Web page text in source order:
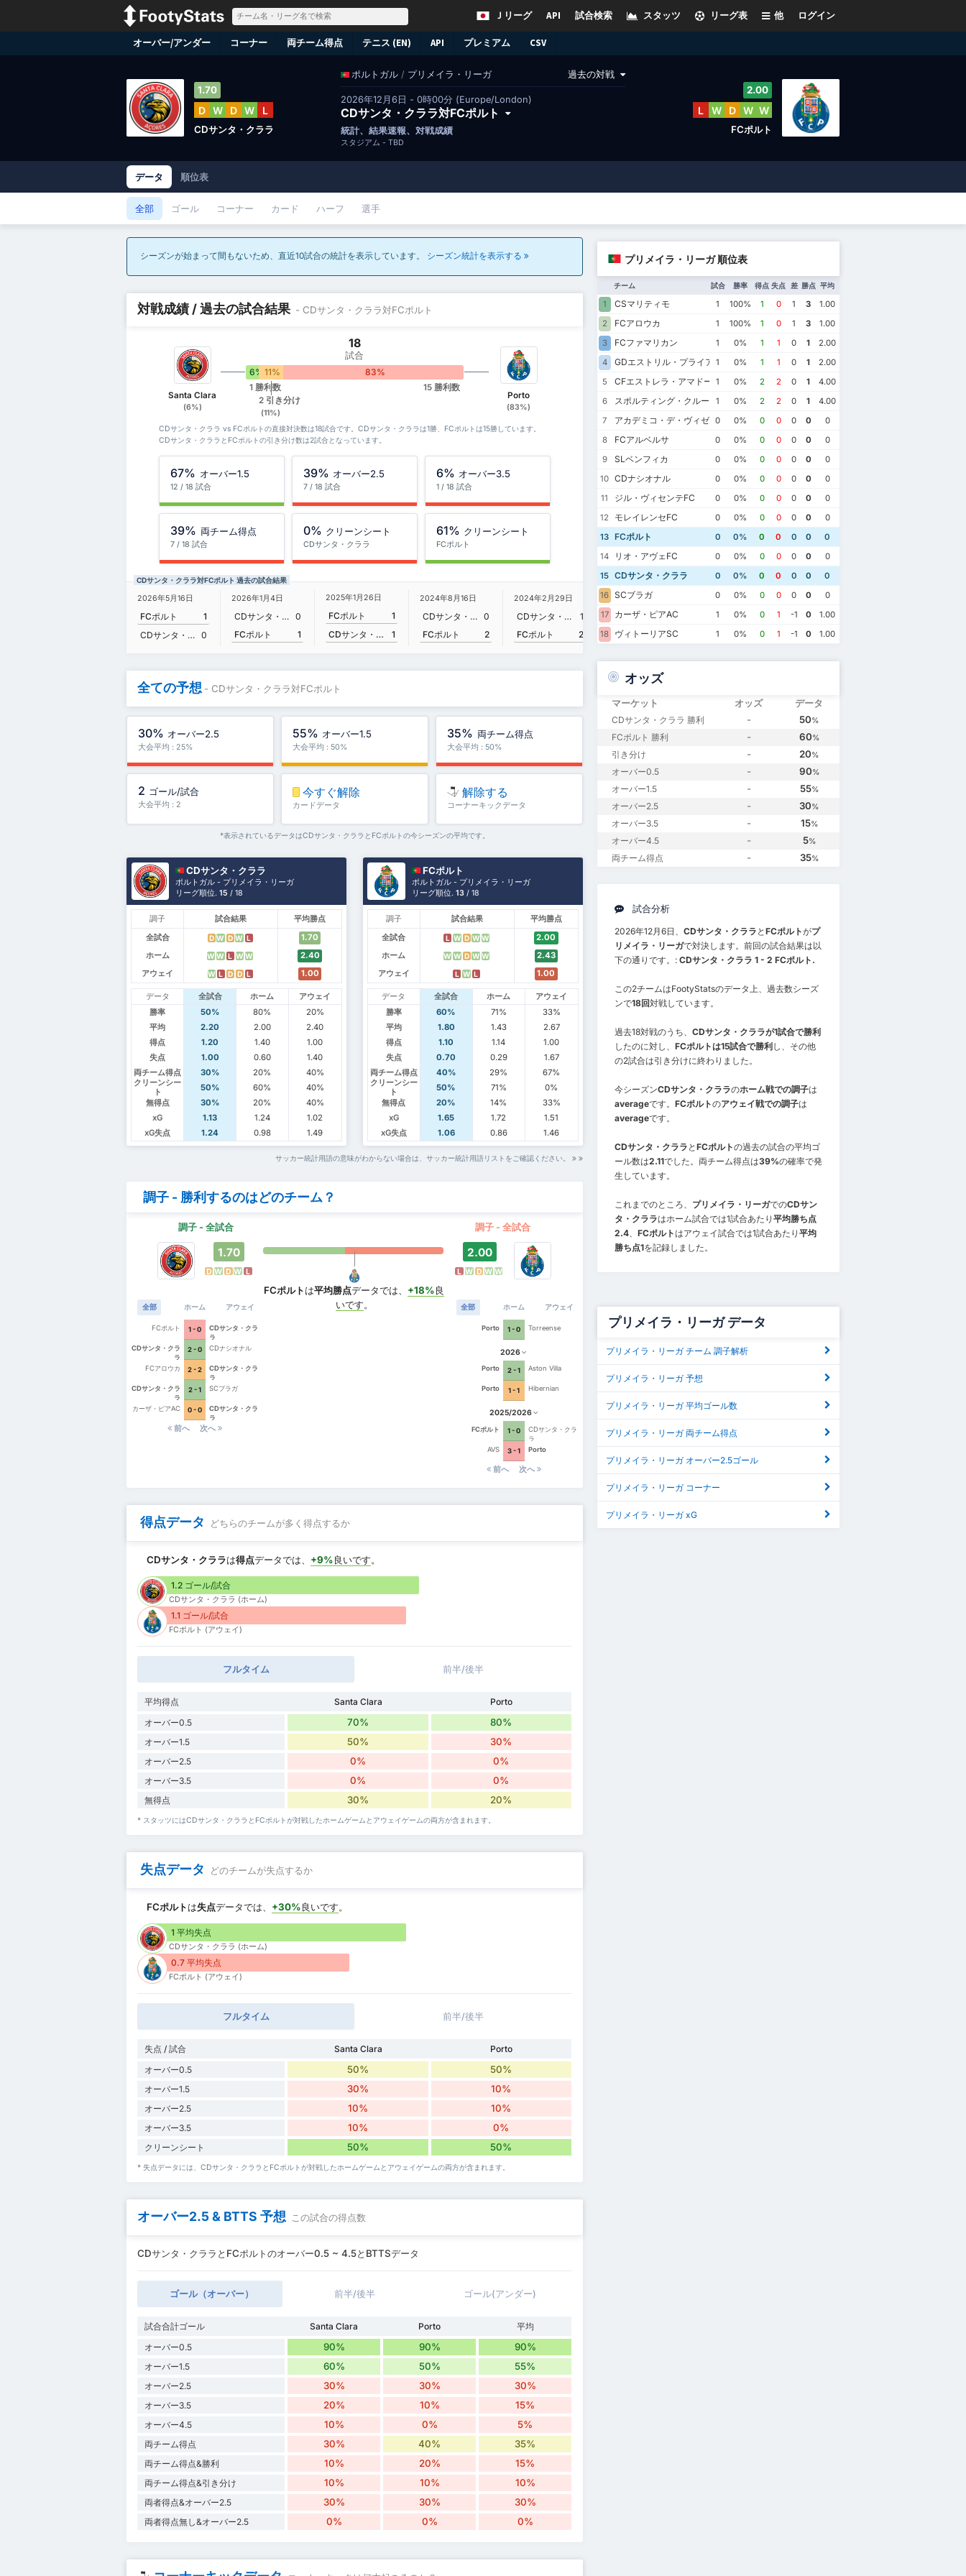
ログイン
他
リーグ表
スタッツ
試合検索
API
Ｊリーグ
オーバー/アンダー コーナー 両チーム得点 テニス (EN) API プレミアム CSV
ポルトガル / プリメイラ・リーガ 過去の対戦
2026年12月6日 - 0時00分 (Europe/London)
CDサンタ・クララ対FCポルト
統計、結果速報、対戦成績
スタジアム - TBD
1.70
D W D W L
CDサンタ・クララ
2.00
L W D W W
FCポルト
データ 順位表
全部 ゴール コーナー カード ハーフ 選手
シーズンが始まって間もないため、直近10試合の統計を表示しています。 シーズン統計を表示する
対戦成績 / 過去の試合結果 - CDサンタ・クララ対FCポルト
Santa Clara
(6%)
18
試合
6% 11% 83%
1 勝利数
2 引き分け
(11%)
15 勝利数
Porto
(83%)
CDサンタ・クララ vs FCポルトの直接対決数は18試合です。CDサンタ・クララは1勝、FCポルトは15勝しています。
CDサンタ・クララとFCポルトの引き分け数は2試合となっています。
67% オーバー1.5
12 / 18 試合
39% オーバー2.5
7 / 18 試合
6% オーバー3.5
1 / 18 試合
39% 両チーム得点
7 / 18 試合
0% クリーンシート
CDサンタ・クララ
61% クリーンシート
FCポルト
CDサンタ・クララ対FCポルト 過去の試合結果
2026年5月16日
FCポルト
1
CDサンタ・クララ
0
2026年1月4日
CDサンタ・クララ
0
FCポルト
1
2025年1月26日
FCポルト
1
CDサンタ・クララ
1
2024年8月16日
CDサンタ・クララ
0
FCポルト
2
2024年2月29日
CDサンタ・クララ
1
FCポルト
2
2023年4月15日
FCポルト
2
CDサンタ・クララ
1
2022年10月29日
CDサンタ・クララ
FCポルト
2022年4月4日
FCポルト
全ての予想 - CDサンタ・クララ対FCポルト
30% オーバー2.5
大会平均 : 25%
55% オーバー1.5
大会平均 : 50%
35% 両チーム得点
大会平均 : 50%
2 ゴール/試合
大会平均 : 2
今すぐ解除
カードデータ
解除する
コーナーキックデータ
*表示されているデータはCDサンタ・クララとFCポルトの今シーズンの平均です。
CDサンタ・クララ
ポルトガル - プリメイラ・リーガ
リーグ順位.15 / 18
調子 試合結果
平均勝点
全試合
D W D W L
1.70
ホーム
W W L W W
2.40
アウェイ
W L D D L 1.00
データ 全試合 ホーム
アウェイ
勝率
50% 80%
20%
平均
2.20 2.00
2.40
得点
1.20 1.40
1.00
失点
1.00 0.60
1.40
両チーム得点
30% 20%
40%
クリーンシー
ト
50% 60%
40%
無得点
30% 20%
40%
xG
1.13 1.24
1.02
xG失点
1.24 0.98 1.49
FCポルト
ポルトガル - プリメイラ・リーガ
リーグ順位.13 / 18
調子 試合結果
平均勝点
全試合
L W D W W
2.00
ホーム
W W D W W
2.43
アウェイ
L W L 1.00
データ 全試合 ホーム
アウェイ
勝率
60% 71%
33%
平均
1.80 1.43
2.67
得点
1.10 1.14
1.00
失点
0.70 0.29
1.67
両チーム得点
40% 29%
67%
クリーンシー
ト
50% 71%
0%
無得点
20% 14%
33%
xG
1.65 1.72
1.51
xG失点
1.06 0.86 1.46
サッカー統計用語の意味がわからない場合は、サッカー統計用語リストをご確認ください。
調子 - 勝利するのはどのチーム？
調子 - 全試合 調子 - 全試合
1.70
D W D W L
全部 ホーム アウェイ
FCポルト 1 - 0
CDサンタ・クラ
ラ
CDサンタ・クラ
ラ
2 - 0 CDナシオナル
FCアロウカ 2 - 2
CDサンタ・クラ
ラ
CDサンタ・クラ
ラ
2 - 1 SCブラガ
カーザ・ピアAC 0 - 0
CDサンタ・クラ
ラ
前へ 次へ
FCポルトは平均勝点データでは、 +18%良
いです。
2.00
L W D W W
全部 ホーム アウェイ
Porto 1 - 0 Torreense
2026
Porto 2 - 1 Aston Villa
Porto 1 - 1 Hibernian
2025/2026
FCポルト 1 - 0
CDサンタ・クラ
ラ
AVS
3 - 1 Porto
前へ 次へ
得点データ どちらのチームが多く得点するか
CDサンタ・クララは得点データでは、 +9%良いです。
1.2 ゴール/試合
CDサンタ・クララ (ホーム)
1.1 ゴール/試合
FCポルト (アウェイ)
フルタイム 前半/後半
平均得点 Santa Clara
Porto
オーバー0.5
70% 80%
オーバー1.5 50% 30%
オーバー2.5 0% 0%
オーバー3.5 0% 0%
無得点 30% 20%
* スタッツにはCDサンタ・クララとFCポルトが対戦したホームゲームとアウェイゲームの両方が含まれます。
失点データ どのチームが失点するか
FCポルトは失点データでは、 +30%良いです。
1 平均失点
CDサンタ・クララ (ホーム)
0.7 平均失点
FCポルト (アウェイ)
フルタイム 前半/後半
失点 / 試合 Santa Clara
Porto
オーバー0.5
50% 50%
オーバー1.5 30% 10%
オーバー2.5 10% 10%
オーバー3.5 10% 0%
クリーンシート 50% 50%
* 失点データには、CDサンタ・クララとFCポルトが対戦したホームゲームとアウェイゲームの両方が含まれます。
オーバー2.5 & BTTS 予想 この試合の得点数
CDサンタ・クララとFCポルトのオーバー0.5 ~ 4.5とBTTSデータ
ゴール（オーバー） 前半/後半 ゴール(アンダー)
試合合計ゴール Santa Clara Porto
平均
オーバー0.5
90% 90% 90%
オーバー1.5 60% 50% 55%
オーバー2.5 30% 30% 30%
オーバー3.5 20% 10% 15%
オーバー4.5 10% 0% 5%
両チーム得点 30% 40% 35%
両チーム得点&勝利 10% 20% 15%
両チーム得点&引き分け 10% 10% 10%
両者得点&オーバー2.5 30% 30% 30%
両者得点無し&オーバー2.5 0% 0% 0%
プリメイラ・リーガ 順位表
チーム 試合 勝率 得点 失点 差 勝点 平均
1 CSマリティモ 1 100% 1 0 1 3
1.00
2
FCアロウカ 1 100% 1 0 1 3
1.00
3
FCファマリカン 1 0% 1 1 0 1
2.00
4
GDエストリル・プライア 1 0% 1 1 0 1
2.00
5
CFエストレラ・アマドーラ1 0% 2 2 0 1
4.00
6
スポルティング・クルーベ・デ・ポルトゥガル
1 0% 2 2 0 1
4.00
7
アカデミコ・デ・ヴィゼウFC
0 0% 0 0 0 0
0
8
FCアルベルサ 0 0% 0 0 0 0
0
9
SLベンフィカ 0 0% 0 0 0 0
0
10 CDナシオナル 0 0% 0 0 0 0
0
11
ジル・ヴィセンテFC 0 0% 0 0 0 0
0
12
モレイレンセFC 0 0% 0 0 0 0
0
13 FCポルト 0 0% 0 0 0 0
0
14
リオ・アヴェFC 0 0% 0 0 0 0
0
15 CDサンタ・クララ 0 0% 0 0 0 0
0
16 SCブラガ 0 0% 0 0 0 0
0
17
カーザ・ピアAC 1 0% 0 1 -1 0
1.00
18
ヴィトーリアSC 1 0% 0 1 -1 0 1.00
オッズ
マーケット オッズ データ
CDサンタ・クララ 勝利 - 50%
FCポルト 勝利 - 60%
引き分け - 20%
オーバー0.5 - 90%
オーバー1.5 - 55%
オーバー2.5 - 30%
オーバー3.5 - 15%
オーバー4.5 - 5%
両チーム得点 - 35%
試合分析
2026年12月6日、 CDサンタ・クララ と FCポルトがプ
リメイラ・リーガで対決します。前回の試合結果は以
下の通りです。: CDサンタ・クララ 1 - 2 FCポルト.
この2チームはFootyStatsのデータ上、過去数シーズ
ンで18回対戦しています。
過去18対戦のうち、 CDサンタ・クララが1試合で勝利
したのに対し、 FCポルトは15試合で勝利 し、その他
の2試合は引き分けに終わりました。
今シーズンCDサンタ・クララのホーム戦での調子は
averageです。 FCポルトのアウェイ戦での調子は
averageです。
CDサンタ・クララ と FCポルトの過去の試合の平均ゴ
ール数は2.11でした。両チーム得点は39%の確率で発
生しています。
これまでのところ、 プリメイラ・リーガでのCDサン
タ・クララはホーム試合では1試合あたり 平均勝ち点
2.4、 FCポルトはアウェイ試合では1試合あたり 平均
勝ち点1を記録しました。
プリメイラ・リーガ データ
プリメイラ・リーガ チーム 調子解析
プリメイラ・リーガ 予想
プリメイラ・リーガ 平均ゴール数
プリメイラ・リーガ 両チーム得点
プリメイラ・リーガ オーバー2.5ゴール
プリメイラ・リーガ コーナー
プリメイラ・リーガ xG